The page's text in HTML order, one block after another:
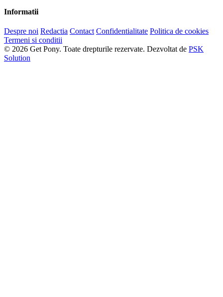
Informatii
Despre noi Redactia Contact Confidentialitate Politica de cookies
Termeni si conditii
© 2026 Get Pony. Toate drepturile rezervate. Dezvoltat de PSK
Solution